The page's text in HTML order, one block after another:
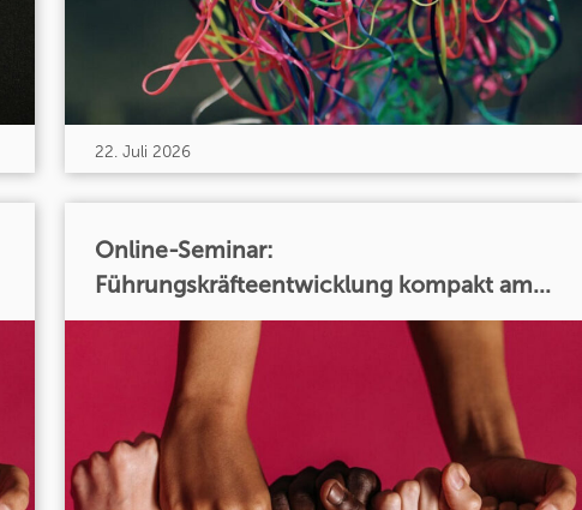
22. Juli 2026
Online-Seminar:
Führungskräfteentwicklung kompakt am...